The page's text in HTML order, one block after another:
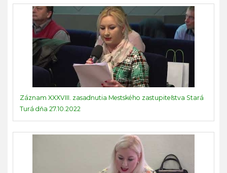
Záznam XXXVIII. zasadnutia Mestského zastupiteľstva Stará
Turá dňa 27.10.2022